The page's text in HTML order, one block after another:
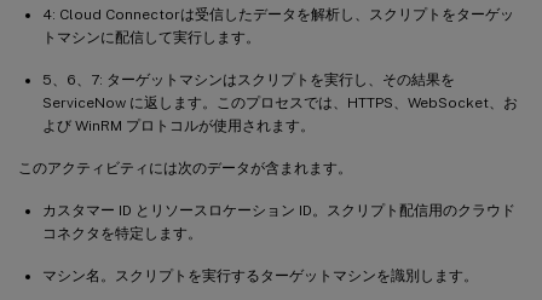
4: Cloud Connectorは受信したデータを解析し、スクリプトをターゲッ
トマシンに配信して実行します。
5、6、7: ターゲットマシンはスクリプトを実行し、その結果を
ServiceNow に返します。このプロセスでは、HTTPS、WebSocket、お
よび WinRM プロトコルが使用されます。
このアクティビティには次のデータが含まれます。
カスタマー ID とリソースロケーション ID。スクリプト配信用のクラウド
コネクタを特定します。
マシン名。スクリプトを実行するターゲットマシンを識別します。